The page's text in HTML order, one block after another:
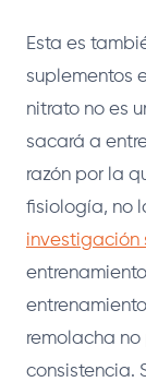
Esta es
suplementos
nitrato no es
sacará a
razón por la
fisiología, no
investigación
remolacha
consistencia.